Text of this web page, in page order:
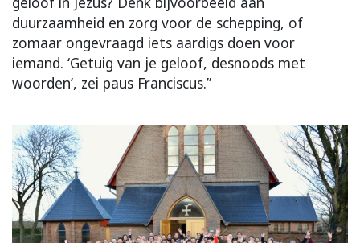
duurzaamheid en zorg voor de schepping, of
zomaar ongevraagd iets aardigs doen voor
iemand. ‘Getuig van je geloof, desnoods met
woorden’, zei paus Franciscus.”